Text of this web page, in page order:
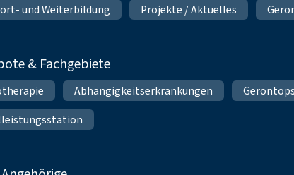
und Weiterbildung Projekte / Aktuelles
& Fachgebiete
Abhängigkeitserkrankungen